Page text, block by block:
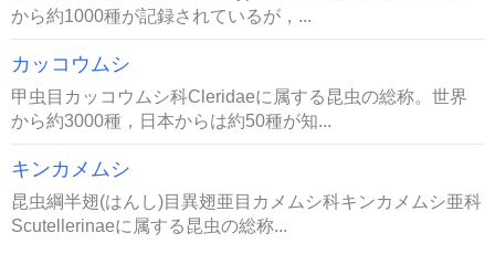
から約1000種が記録されているが，...
カッコウムシ
甲虫目カッコウムシ科Cleridaeに属する昆虫の総称。世界
から約3000種，日本からは約50種が知...
キンカメムシ
昆虫綱半翅(はんし)目異翅亜目カメムシ科キンカメムシ亜科
Scutellerinaeに属する昆虫の総称...